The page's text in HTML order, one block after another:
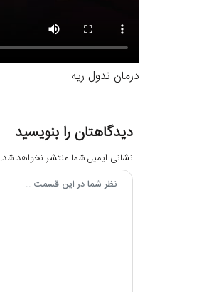
درمان ندول ریه
دیدگاهتان را بنویسید
نشانی ایمیل شما منتشر نخواهد شد.